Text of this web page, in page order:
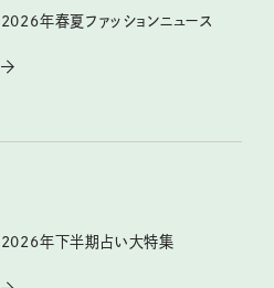
2026年春夏ファッションニュース
2026年下半期占い大特集